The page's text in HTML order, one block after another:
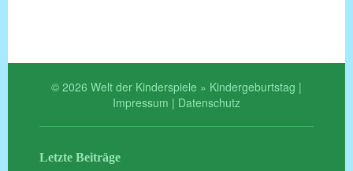
© 2026 Welt der Kinderspiele » Kindergeburtstag |
Impressum | Datenschutz
Letzte Beiträge